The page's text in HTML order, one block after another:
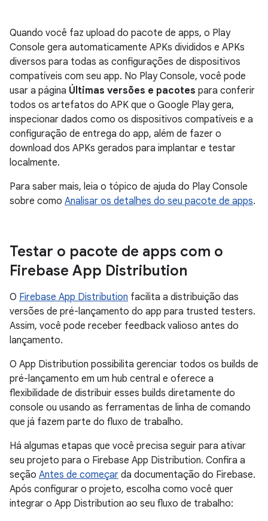
Quando você faz upload do pacote de apps, o Play
Console gera automaticamente APKs divididos e APKs
diversos para todas as configurações de dispositivos
compatíveis com seu app. No Play Console, você pode
usar a página Últimas versões e pacotes para conferir
todos os artefatos do APK que o Google Play gera,
inspecionar dados como os dispositivos compatíveis e a
configuração de entrega do app, além de fazer o
download dos APKs gerados para implantar e testar
localmente.
Para saber mais, leia o tópico de ajuda do Play Console
sobre como Analisar os detalhes do seu pacote de apps.
Testar o pacote de apps com o
Firebase App Distribution
O Firebase App Distribution facilita a distribuição das
versões de pré-lançamento do app para trusted testers.
Assim, você pode receber feedback valioso antes do
lançamento.
O App Distribution possibilita gerenciar todos os builds de
pré-lançamento em um hub central e oferece a
flexibilidade de distribuir esses builds diretamente do
console ou usando as ferramentas de linha de comando
que já fazem parte do fluxo de trabalho.
Há algumas etapas que você precisa seguir para ativar
seu projeto para o Firebase App Distribution. Confira a
seção Antes de começar da documentação do Firebase.
Após configurar o projeto, escolha como você quer
integrar o App Distribution ao seu fluxo de trabalho: